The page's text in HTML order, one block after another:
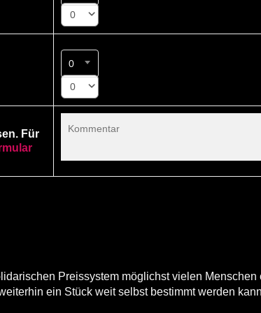
0
0
0
Für
Preissystem möglichst vielen
ein Stück weit selbst bestimmt werden